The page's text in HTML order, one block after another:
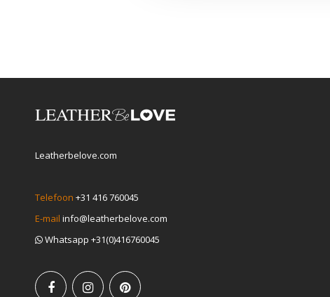
Leatherbelove.com
Telefoon +31 416 760045
E-mail info@leatherbelove.com
Whatsapp +31(0)416760045